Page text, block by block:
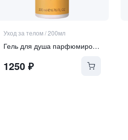
Уход за телом/200мл
Гель для душа парфюмированный
1250 ₽